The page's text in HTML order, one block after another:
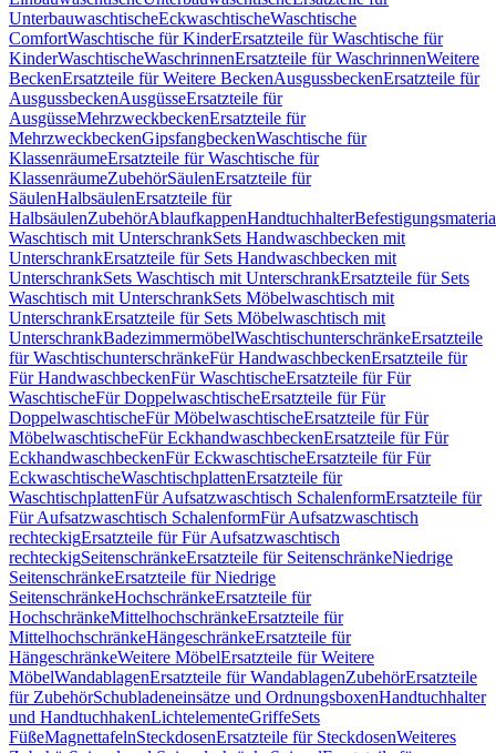
UnterbauwaschtischeEckwaschtischeWaschtische
ComfortWaschtische für KinderErsatzteile für Waschtische für
KinderWaschtischeWaschrinnenErsatzteile für WaschrinnenWeitere
BeckenErsatzteile für Weitere BeckenAusgussbeckenErsatzteile für
AusgussbeckenAusgüsseErsatzteile für
AusgüsseMehrzweckbeckenErsatzteile für
MehrzweckbeckenGipsfangbeckenWaschtische für
KlassenräumeErsatzteile für Waschtische für
KlassenräumeZubehörSäulenErsatzteile für
SäulenHalbsäulenErsatzteile für
HalbsäulenZubehörAblaufkappenHandtuchhalter
Waschtisch mit UnterschrankSets Handwaschbecken mit
UnterschrankErsatzteile für Sets Handwaschbecken mit
UnterschrankSets Waschtisch mit UnterschrankErsatzteile für Sets
Waschtisch mit UnterschrankSets Möbelwaschtisch mit
UnterschrankErsatzteile für Sets Möbelwaschtisch mit
UnterschrankBadezimmermöbelWaschtischunterschränkeErsatzteile
für WaschtischunterschränkeFür HandwaschbeckenErsatzteile für
Für HandwaschbeckenFür WaschtischeErsatzteile für Für
WaschtischeFür DoppelwaschtischeErsatzteile für Für
DoppelwaschtischeFür MöbelwaschtischeErsatzteile für Für
MöbelwaschtischeFür EckhandwaschbeckenErsatzteile für Für
EckhandwaschbeckenFür EckwaschtischeErsatzteile für Für
EckwaschtischeWaschtischplattenErsatzteile für
WaschtischplattenFür Aufsatzwaschtisch SchalenformErsatzteile für
Für Aufsatzwaschtisch SchalenformFür Aufsatzwaschtisch
rechteckigErsatzteile für Für Aufsatzwaschtisch
rechteckigSeitenschränkeErsatzteile für SeitenschränkeNiedrige
SeitenschränkeErsatzteile für Niedrige
SeitenschränkeHochschränkeErsatzteile für
HochschränkeMittelhochschränkeErsatzteile für
MittelhochschränkeHängeschränkeErsatzteile für
HängeschränkeWeitere MöbelErsatzteile für Weitere
MöbelWandablagenErsatzteile für WandablagenZubehörErsatzteile
für ZubehörSchubladeneinsätze und OrdnungsboxenHandtuchhalter
und HandtuchhakenLichtelementeGriffeSets
FüßeMagnettafelnSteckdosenErsatzteile für SteckdosenWeiteres